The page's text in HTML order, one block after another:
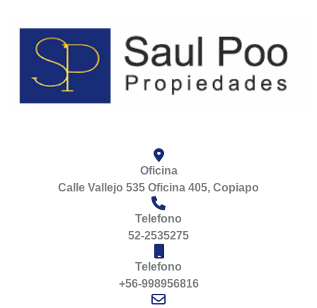
Oficina
Calle Vallejo 535 Oficina 405, Copiapo
Telefono
52-2535275
Telefono
+56-998956816